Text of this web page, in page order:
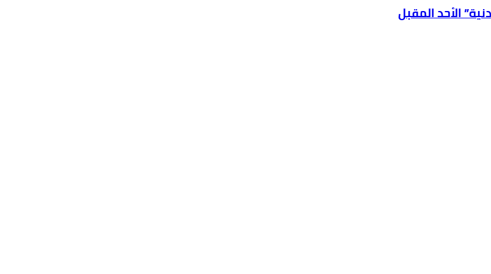
الأحد المقبل